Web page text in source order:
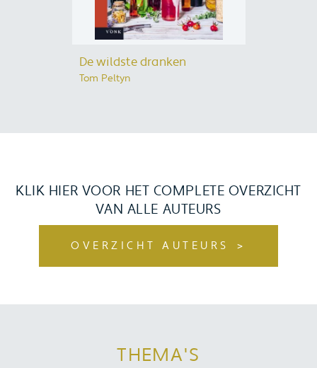
De wildste dranken
Tom Peltyn
KLIK HIER VOOR HET COMPLETE OVERZICHT
VAN ALLE AUTEURS
OVERZICHT AUTEURS
THEMA'S